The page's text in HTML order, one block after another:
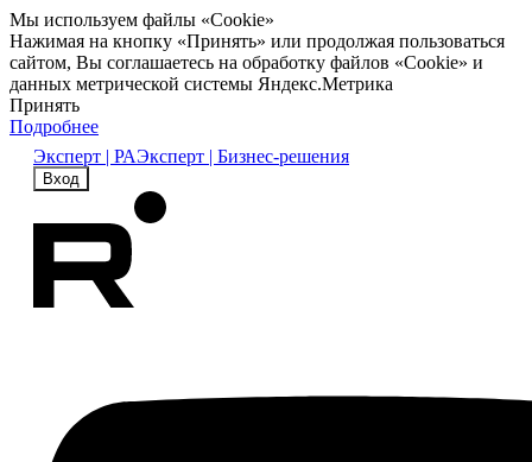
Мы используем файлы «Cookie»
Нажимая на кнопку «Принять» или продолжая пользоваться
сайтом, Вы соглашаетесь на обработку файлов «Cookie» и
данных метрической системы Яндекс.Метрика
Принять
Подробнее
Эксперт | РАЭксперт | Бизнес-решения
Вход